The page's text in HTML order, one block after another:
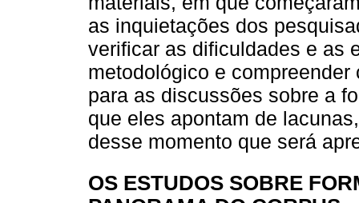
as inquietações dos
verificar as dificuldades e as
metodológico e
para as discussões sobre a
que eles apontam de
desse momento que será
OS ESTUDOS SOBRE